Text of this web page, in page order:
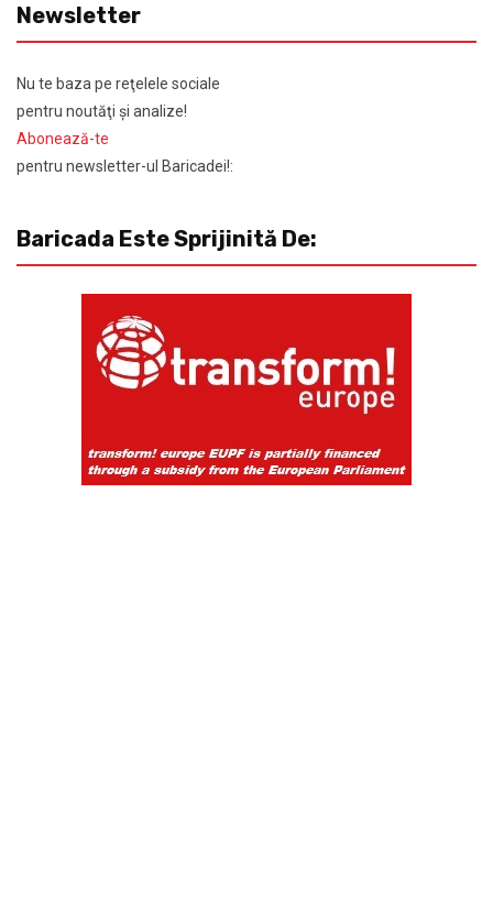
Newsletter
Nu te baza pe reţelele sociale
pentru noutăţi şi analize!
Abonează-te
pentru newsletter-ul Baricadei!:
Baricada Este Sprijinită De: